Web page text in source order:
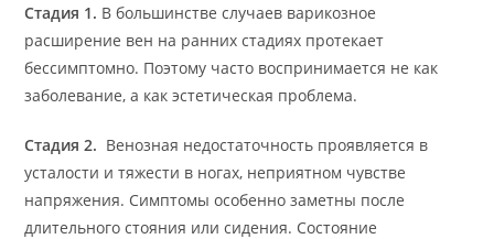
Стадия 1. В большинстве случаев варикозное
расширение вен на ранних стадиях протекает
бессимптомно. Поэтому часто воспринимается не как
заболевание, а как эстетическая проблема.
Стадия 2. Венозная недостаточность проявляется в
усталости и тяжести в ногах, неприятном чувстве
напряжения. Симптомы особенно заметны после
длительного стояния или сидения. Состояние